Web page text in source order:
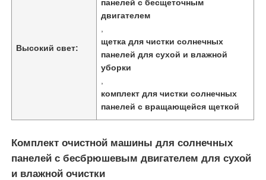
Ролики
Высокий свет:
панелей с бесщеточным
двигателем
щетка для чистки солнечных
панелей для сухой и влажной
уборки
комплект для чистки солнечных
панелей с вращающейся щеткой
Комплект очистной машины для солнечных
панелей с бесбрюшевым двигателем для сухой
и влажной очистки